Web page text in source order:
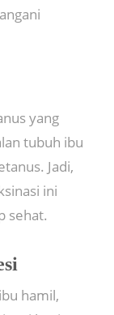
yang
tubuh ibu
Jadi,
ini
sehat.
hamil,